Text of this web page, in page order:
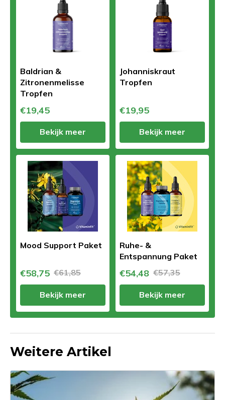
Baldrian &
Zitronenmelisse
Tropfen
€19,45
Bekijk meer
Johanniskraut
Tropfen
€19,95
Bekijk meer
Mood Support Paket
€58,75 €61,85
Bekijk meer
Ruhe- &
Entspannung Paket
€54,48 €57,35
Bekijk meer
Weitere Artikel